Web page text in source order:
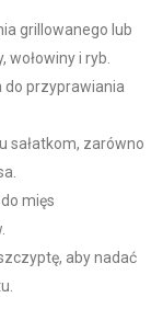
grillowanego lub
i ryb.
do przyprawiania
sałatkom, zarówno
mięs
aby nadać